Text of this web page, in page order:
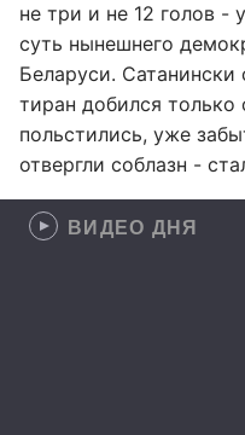
не три и не 12 голов -
суть нынешнего
Беларуси. Сатанински
тиран добился только
польстились, уже
отвергли соблазн -
ВИДЕО ДНЯ